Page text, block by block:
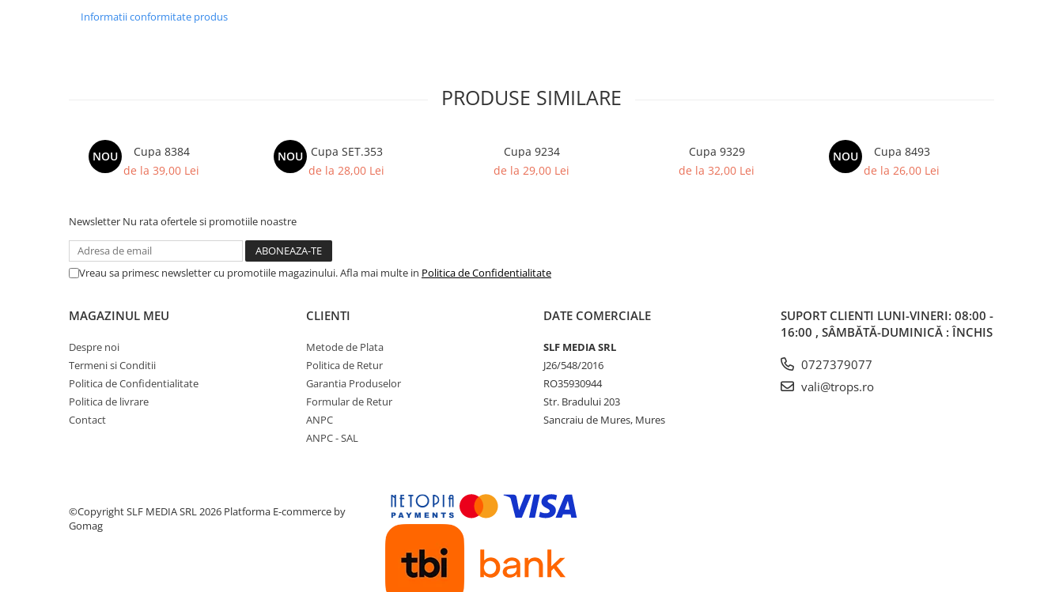
Produse Personalizate
Trofee Personalizate
Alte categorii
Columbofili
Informatii conformitate produs
PRODUSE SIMILARE
NOU
Cupa 8384
de la 39,00 Lei
NOU
Cupa SET.353
de la 28,00 Lei
Cupa 9234
de la 29,00 Lei
Cupa 9329
de la 32,00 Lei
NOU
Cupa 8493
de la 26,00 Lei
Newsletter Nu rata ofertele si promotiile noastre
Vreau sa primesc newsletter cu promotiile magazinului. Afla mai multe in Politica de Confidentialitate
MAGAZINUL MEU
Despre noi
Termeni si Conditii
Politica de Confidentialitate
Politica de livrare
Contact
CLIENTI
Metode de Plata
Politica de Retur
Garantia Produselor
Formular de Retur
ANPC
ANPC - SAL
DATE COMERCIALE
SLF MEDIA SRL
J26/548/2016
RO35930944
Str. Bradului 203
Sancraiu de Mures, Mures
SUPORT CLIENTI LUNI-VINERI: 08:00 -
16:00 , SÂMBĂTĂ-DUMINICĂ : ÎNCHIS
0727379077
vali@trops.ro
©Copyright SLF MEDIA SRL 2026 Platforma E-commerce by
Gomag